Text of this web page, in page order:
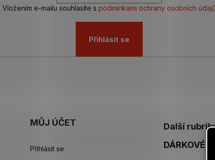
Vložením e-mailu souhlasíte s podmínkami ochrany osobních
Přihlásit se
MŮJ ÚČET
Přihlásit se
Další
DÁRKOVÉ